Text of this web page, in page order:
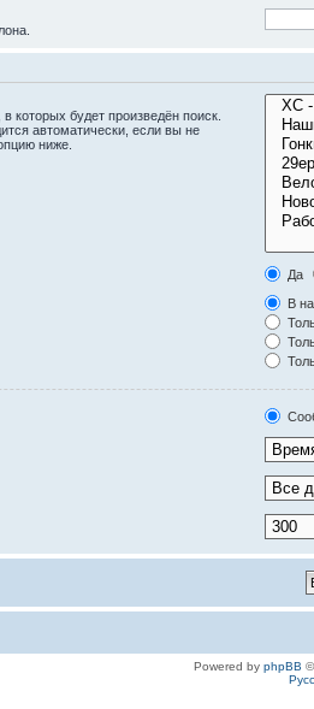
будет произведён поиск.
автоматически, если вы не
ниже.
Да
В
Powered by phpBB